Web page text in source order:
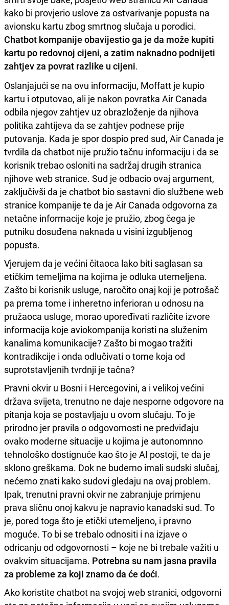
kako bi provjerio uslove za ostvarivanje popusta na
avionsku kartu zbog smrtnog slučaja u porodici.
Chatbot kompanije obavijestio ga je da može kupiti
kartu po redovnoj cijeni, a zatim naknadno podnijeti
zahtjev za povrat razlike u cijeni.
Oslanjajući se na ovu informaciju, Moffatt je kupio
kartu i otputovao, ali je nakon povratka Air Canada
odbila njegov zahtjev uz obrazloženje da njihova
politika zahtijeva da se zahtjev podnese prije
putovanja. Kada je spor dospio pred sud, Air Canada je
tvrdila da chatbot nije pružio tačnu informaciju i da se
korisnik trebao osloniti na sadržaj drugih stranica
njihove web stranice. Sud je odbacio ovaj argument,
zaključivši da je chatbot bio sastavni dio službene web
stranice kompanije te da je Air Canada odgovorna za
netačne informacije koje je pružio, zbog čega je
putniku dosuđena naknada u visini izgubljenog
popusta.
Vjerujem da je većini čitaoca lako biti saglasan sa
etičkim temeljima na kojima je odluka utemeljena.
Zašto bi korisnik usluge, naročito onaj koji je potrošač
pa prema tome i inheretno inferioran u odnosu na
pružaoca usluge, morao upoređivati različite izvore
informacija koje aviokompanija koristi na služenim
kanalima komunikacije? Zašto bi mogao tražiti
kontradikcije i onda odlučivati o tome koja od
suprotstavljenih tvrdnji je tačna?
Pravni okvir u Bosni i Hercegovini, a i velikoj većini
država svijeta, trenutno ne daje nesporne odgovore na
pitanja koja se postavljaju u ovom slučaju. To je
prirodno jer pravila o odgovornosti ne predviđaju
ovako moderne situacije u kojima je autonomnno
tehnološko dostignuće kao što je AI postoji, te da je
sklono greškama. Dok ne budemo imali sudski slučaj,
nećemo znati kako sudovi gledaju na ovaj problem.
Ipak, trenutni pravni okvir ne zabranjuje primjenu
prava sličnu onoj kakvu je napravio kanadski sud. To
je, pored toga što je etički utemeljeno, i pravno
moguće. To bi se trebalo odnositi i na izjave o
odricanju od odgovornosti – koje ne bi trebale važiti u
ovakvim situacijama. Potrebna su nam jasna pravila
za probleme za koji znamo da će doći.
Ako koristite chatbot na svojoj web stranici, odgovorni